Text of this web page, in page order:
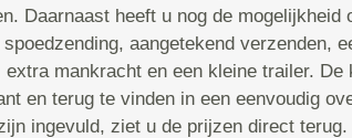
Daarnaast heeft u nog de mogelijkheid
aangetekend verzenden,
extra mankracht en een kleine trailer. De
en terug te vinden in een eenvoudig
ingevuld, ziet u de prijzen direct terug.